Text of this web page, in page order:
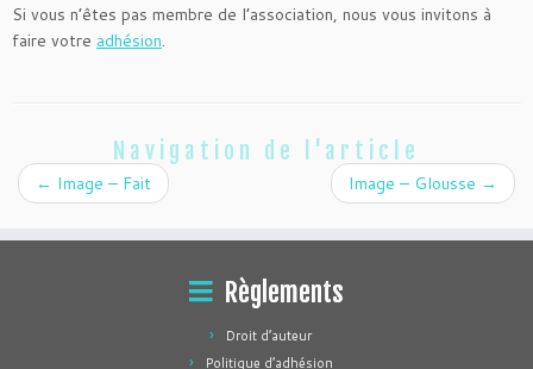
Si vous n’êtes pas membre de l’association, nous vous invitons à
faire votre adhésion.
Navigation de l'article
← Image – Fait Image – Glousse →
Règlements
Droit d’auteur
Politique d’adhésion